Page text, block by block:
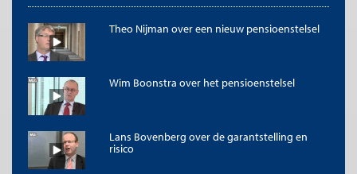
Theo Nijman over een nieuw pensioenstelsel
Wim Boonstra over het pensioenstelsel
Lans Bovenberg over de garantstelling en
risico